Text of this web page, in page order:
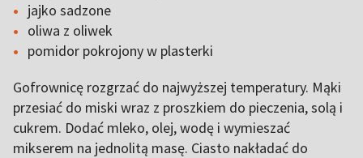
jajko sadzone
oliwa z oliwek
pomidor pokrojony w plasterki
Gofrownicę rozgrzać do najwyższej temperatury. Mąki
przesiać do miski wraz z proszkiem do pieczenia, solą i
cukrem. Dodać mleko, olej, wodę i wymieszać
mikserem na jednolitą masę. Ciasto nakładać do